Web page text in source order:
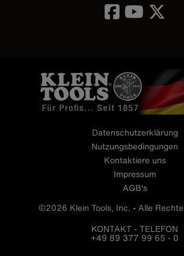
Datenschutzerklärung
Nutzungsbedingungen
Kontaktiere uns
Impressum
AGB's
©2026 Klein Tools, Inc. • Alle
KONTAKT - TELEFON
+49 89 377 99 65 - 0